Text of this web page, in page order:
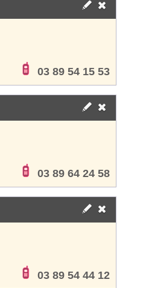
03 89 54 15 53
03 89 64 24 58
03 89 54 44 12